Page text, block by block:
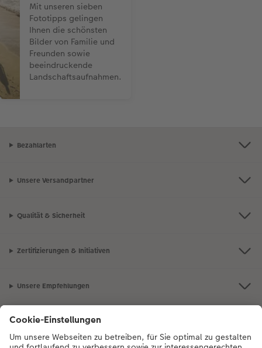
Mit unseren sieben
Fototipps gelingen
Ihnen die schönsten
Bilder von Familie und
Freunden sowie
beeindruckende
Landschaftsaufnahmen.
Bezahlarten
Unsere Versandpartner
Qualität & Sicherheit
Zertifizierungen & Initiativen
Unsere Empfehlungen
Unser Sortiment